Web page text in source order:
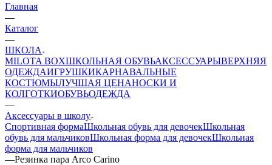
Главная
—
Каталог
—
ШКОЛА
MILOTA BOXШКОЛЬНАЯ ОБУВЬАКСЕССУАРЫВЕРХНЯЯ
ОДЕЖДАИГРУШКИКАРНАВАЛЬНЫЕ
КОСТЮМЫЛУЧШАЯ ЦЕНАНОСКИ И
КОЛГОТКИОБУВЬОДЕЖДА
—
Аксессуары в школу
Спортивная формаШкольная обувь для девочекШкольная
обувь для мальчиковШкольная форма для девочекШкольная
форма для мальчиков
—Резинка пара Arco Carino